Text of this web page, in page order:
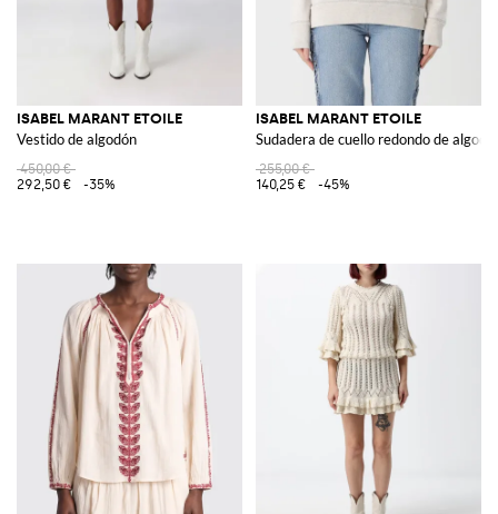
ISABEL MARANT ETOILE
Vestido de algodón
450,00 €
292,50 €
-35%
ISABEL MARANT ETOILE
Sudadera de cuello redondo de
255,00 €
140,25 €
-45%